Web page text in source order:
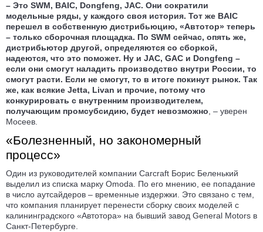
– Это SWM, BAIC, Dongfeng, JAC. Они сократили
модельные ряды, у каждого своя история. Тот же BAIC
перешел в собственную дистрибьюцию, «Автотор» теперь
– только сборочная площадка. По SWM сейчас, опять же,
дистрибьютор другой, определяются со сборкой,
надеются, что это поможет. Ну и JAC, GAC и Dongfeng –
если они смогут наладить производство внутри России, то
смогут расти. Если не смогут, то в итоге покинут рынок. Так
же, как всякие Jetta, Livan и прочие, потому что
конкурировать с внутренним производителем,
получающим промсубсидию, будет невозможно, – уверен
Мосеев.
«Болезненный, но закономерный
процесс»
Один из руководителей компании Carcraft Борис Беленький
выделил из списка марку Omoda. По его мнению, ее попадание
в число аутсайдеров – временные издержки. Это связано с тем,
что компания планирует перенести сборку своих моделей с
калининградского «Автотора» на бывший завод General Motors в
Санкт-Петербурге.